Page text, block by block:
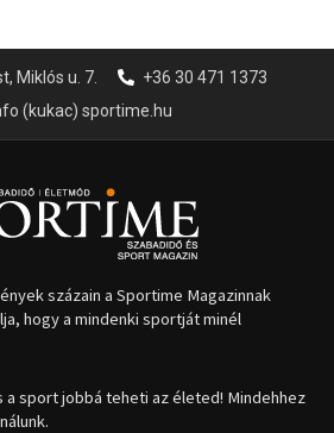
Miklós u. 7.
+36 30 471 1373
(kukac) sportime.hu
százain a Sportime Magazinnak
hogy a mindenki sportját minél
a sport jobbá teheti az életed! Mindehhez